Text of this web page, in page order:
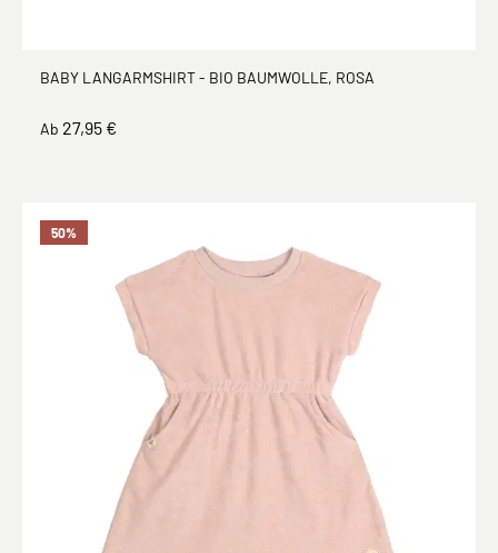
BABY LANGARMSHIRT - BIO BAUMWOLLE, ROSA
Ab 27,95 €
50%